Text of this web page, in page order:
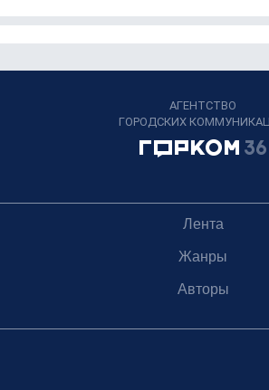
АГЕНТСТВО
ГОРОДСКИХ
Лента
Жанры
Авторы